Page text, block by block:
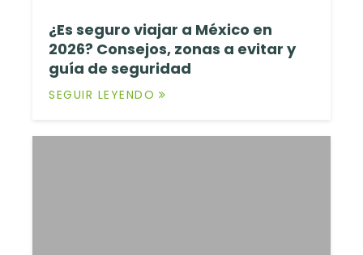
¿Es seguro viajar a México en
2026? Consejos, zonas a evitar y
guía de seguridad
SEGUIR LEYENDO